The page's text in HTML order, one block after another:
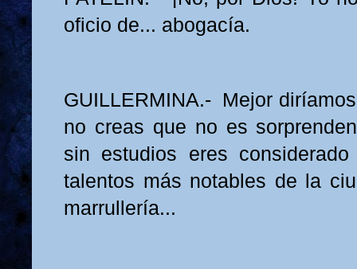
oficio de... abogacía.
GUILLERMINA.- Mejor
no creas que no es
sin estudios eres
talentos más notables de la
marrullería...